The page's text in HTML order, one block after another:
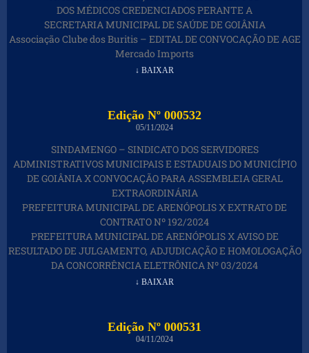
DOS MÉDICOS CREDENCIADOS PERANTE A
SECRETARIA MUNICIPAL DE SAÚDE DE GOIÂNIA
Associação Clube dos Buritis – EDITAL DE CONVOCAÇÃO DE AGE
Mercado Imports
↓ BAIXAR
Edição Nº 000532
05/11/2024
SINDAMENGO – SINDICATO DOS SERVIDORES
ADMINISTRATIVOS MUNICIPAIS E ESTADUAIS DO MUNICÍPIO
DE GOIÂNIA X CONVOCAÇÃO PARA ASSEMBLEIA GERAL
EXTRAORDINÁRIA
PREFEITURA MUNICIPAL DE ARENÓPOLIS X EXTRATO DE
CONTRATO Nº 192/2024
PREFEITURA MUNICIPAL DE ARENÓPOLIS X AVISO DE
RESULTADO DE JULGAMENTO, ADJUDICAÇÃO E HOMOLOGAÇÃO
DA CONCORRÊNCIA ELETRÔNICA Nº 03/2024
↓ BAIXAR
Edição Nº 000531
04/11/2024